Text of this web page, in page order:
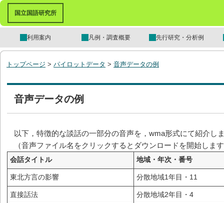
国立国語研究所
利用案内 凡例・調査概要 先行研究・分析例
トップページ > パイロットデータ > 音声データの例
音声データの例
以下，特徴的な談話の一部分の音声を，wma形式にて紹介し
（音声ファイル名をクリックするとダウンロードを開始しま
会話タイトル 地域・年次・番号
東北方言の影響 分散地域1年目・11
直接話法 分散地域2年目・4